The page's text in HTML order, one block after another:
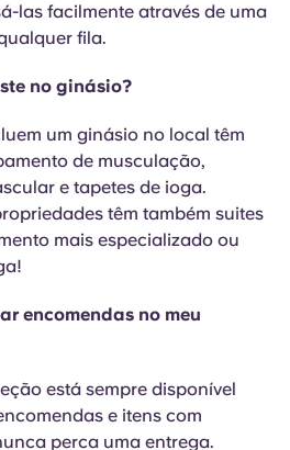
las facilmente através de uma
fila.
no ginásio?
um ginásio no local têm
de musculação,
e tapetes de ioga.
têm também suites
mais especializado ou
encomendas no meu
está sempre disponível
e itens com
perca uma entrega.